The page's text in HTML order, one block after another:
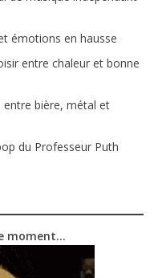
émotions en hausse
entre chaleur et bonne
entre bière, métal et
du Professeur Puth
moment…